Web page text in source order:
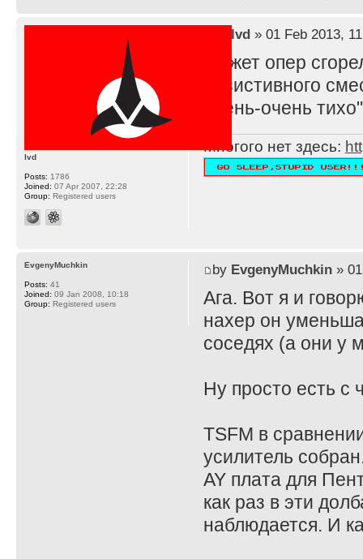
lvd» 01 Feb 2013,
Может опер
резистивного
очень-очень
Многого нет здесь:
lvd
Posts: 1786
Joined: 07 Apr 2007, 22:28
Group: Registered users
by EvgenyMuchkin» 01
Ага. Вот я и
нахер он
соседях (а они у
Ну просто есть с
TSFM в
усилитель
AY плата для
как раз в эти
наблюдается. И
EvgenyMuchkin
Posts: 41
Joined: 09 Jan 2008, 10:18
Group: Registered users